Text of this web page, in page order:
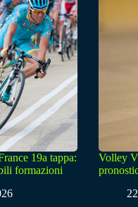
19a tappa:
formazioni
Volley